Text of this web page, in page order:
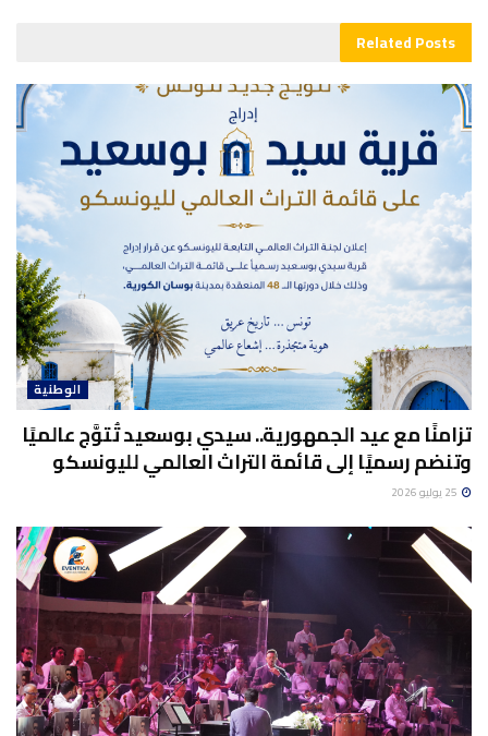
RelatedPosts
الوطنية
تزامنًا مع عيد الجمهورية.. سيدي بوسعيد تُتوَّج عالميًا
وتنضم رسميًا إلى قائمة التراث العالمي لليونسكو